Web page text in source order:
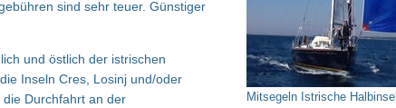
Mitsegeln Istrische Halbinsel
sind sehr teuer. Günstiger
und östlich der istrischen
Inseln Cres, Losinj und/oder
Durchfahrt an der